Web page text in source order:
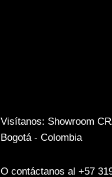
Visítanos: Showroom
Bogotá - Colombia
O contáctanos al +57